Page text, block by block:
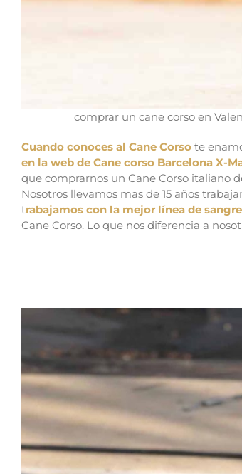
comprar un cane corso en
Cuando conoces al Cane Corso te
en la web de Cane corso Barcelona X-
que comprarnos un Cane Corso italiano
Nosotros llevamos mas de 15 años
trabajamos con la mejor línea de sangre
Cane Corso. Lo que nos diferencia a